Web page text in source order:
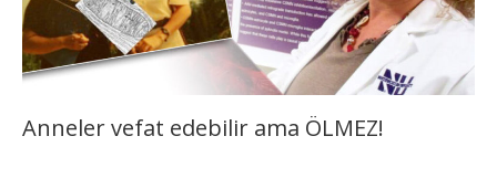
Anneler vefat edebilir ama ÖLMEZ!